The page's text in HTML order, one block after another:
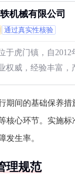
机械有限公司
通过真实性核验
于虎门镇，自
权威，经验丰富，
期间的基础保养
核心环节。实施
发生率。
理规范